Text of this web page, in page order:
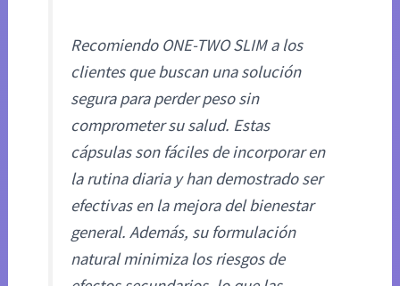
Recomiendo ONE-TWO SLIM a los
clientes que buscan una solución
segura para perder peso sin
comprometer su salud. Estas
cápsulas son fáciles de incorporar en
la rutina diaria y han demostrado ser
efectivas en la mejora del bienestar
general. Además, su formulación
natural minimiza los riesgos de